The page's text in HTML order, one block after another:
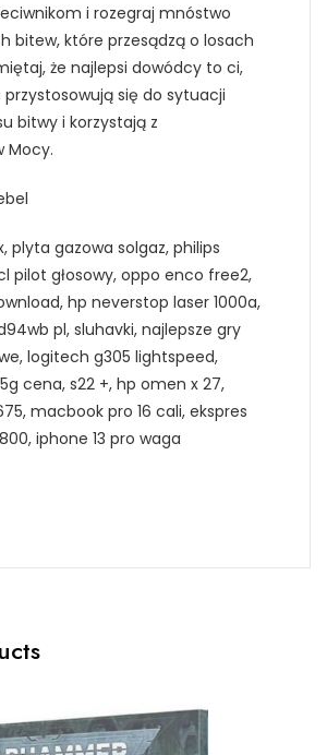
i rozegraj mnóstwo
bitew, które przesądzą o losach
że najlepsi dowódcy to ci,
przystosowują się do sytuacji
bitwy i korzystają z
Mocy.
plyta gazowa solgaz, philips
pilot głosowy, oppo enco free2,
hp neverstop laser 1000a,
pl, sluhavki, najlepsze gry
logitech g305 lightspeed,
cena, s22 +, hp omen x 27,
macbook pro 16 cali, ekspres
iphone 13 pro waga